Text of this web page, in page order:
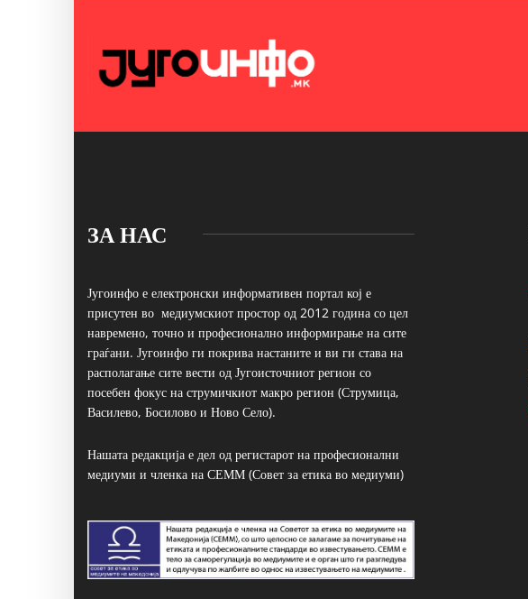
ЗА НАС
Југоинфо е електронски информативен портал кој е
присутен во медиумскиот простор од 2012 година со цел
навремено, точно и професионално информирање на сите
граѓани. Југоинфо ги покрива настаните и ви ги става на
располагање сите вести од Југоисточниот регион со
посебен фокус на струмичкиот макро регион (Струмица,
Василево, Босилово и Ново Село).
Нашата редакција е дел од регистарот на професионални
медиуми и членка на СЕММ (Совет за етика во медиуми)